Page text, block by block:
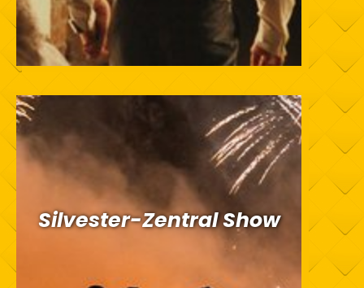
Silvester-Zentral Show